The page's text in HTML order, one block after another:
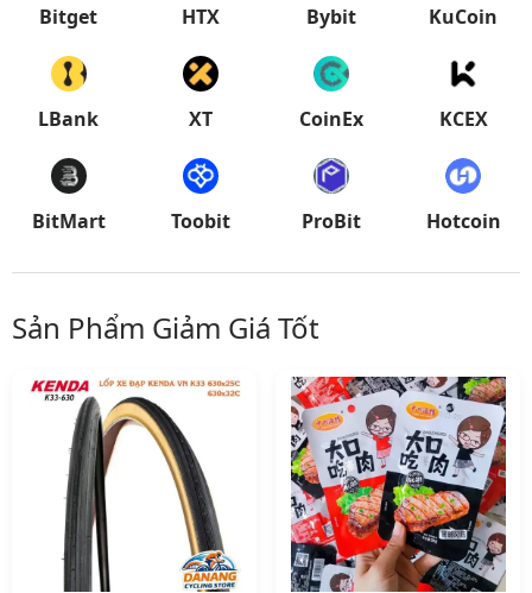
Bitget HTX Bybit KuCoin
LBank XT CoinEx KCEX
BitMart Toobit ProBit Hotcoin
Sản Phẩm Giảm Giá Tốt